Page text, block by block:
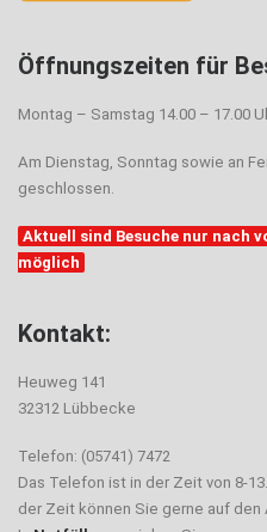
Öffnungszeiten für
Montag – Samstag 14.00 – 17.00
Am Dienstag, Sonntag sowie an
geschlossen.
Aktuell sind Besuche nur nach
möglich
Kontakt:
Heuweg 141
32312 Lübbecke
Telefon: (05741) 7472
Das Telefon ist in der Zeit von 8-
der Zeit können Sie gerne auf den